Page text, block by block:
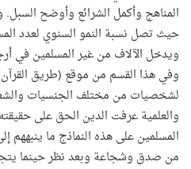
المناهج وأكمل الشرائع وأوضح السبل.
ويدخل الآلاف من غير المسلمين في
وفي هذا القسم من موقع (طريق
لشخصيات من مختلف الجنسيات
والعلمية عرفت الدين الحق على
المسلمين على هذه النماذج ما ينبههم
من صدق وشجاعة وبعد نظر حينما